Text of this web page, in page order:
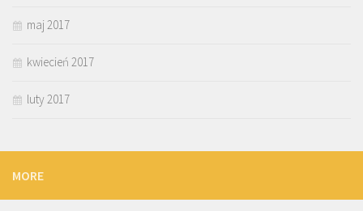
maj 2017
kwiecień 2017
luty 2017
MORE